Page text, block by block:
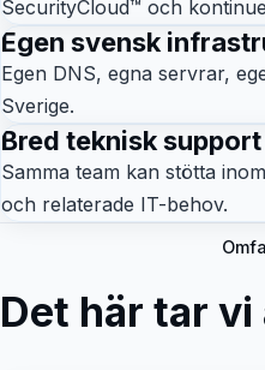
SecurityCloud™ och
Egen svensk
Egen DNS, egna servrar,
Sverige.
Bred teknisk support
Samma team kan stötta
och relaterade IT-behov.
Det här tar